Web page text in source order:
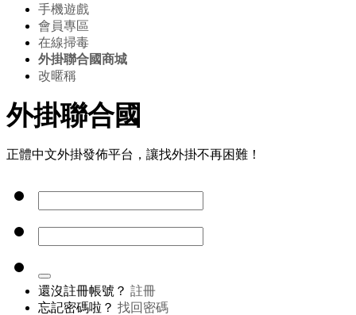
手機遊戲
會員專區
在線掃毒
外掛聯合國商城
改暱稱
外掛聯合國
正體中文外掛發佈平台，讓找外掛不再困難！
還沒註冊帳號？ 註冊
忘記密碼啦？ 找回密碼